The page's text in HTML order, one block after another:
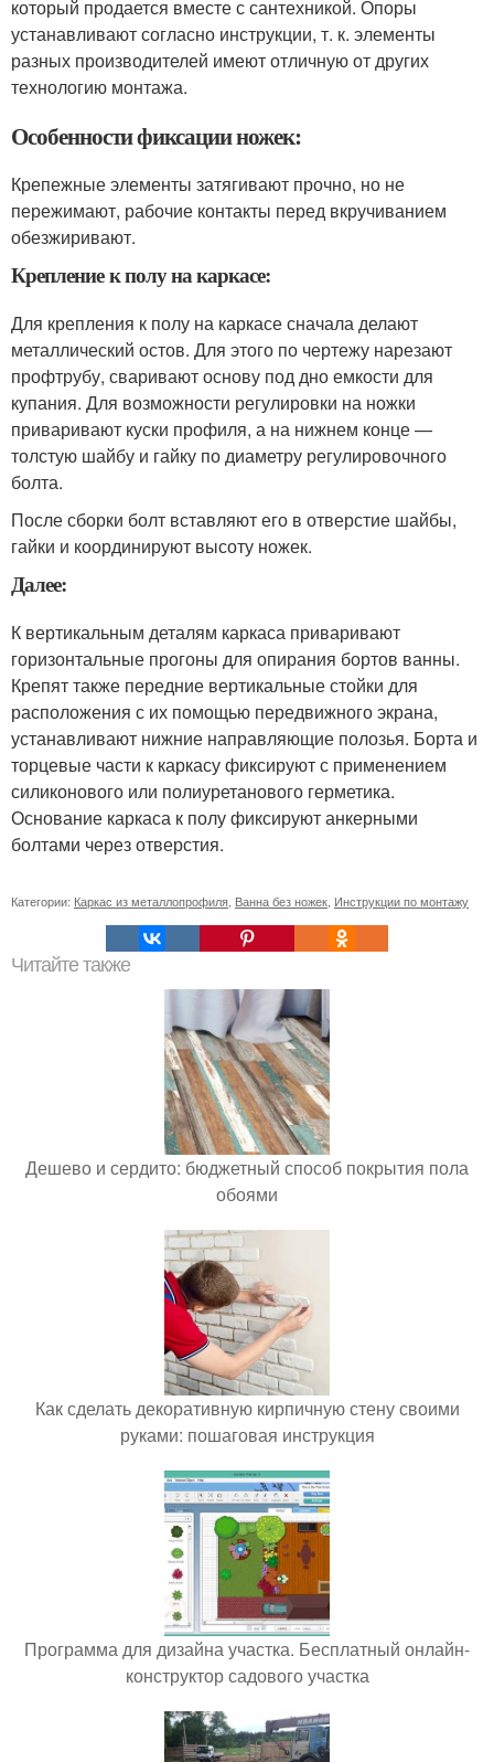
который продается вместе с сантехникой. Опоры
устанавливают согласно инструкции, т. к. элементы
разных производителей имеют отличную от других
технологию монтажа.
Особенности фиксации ножек:
Крепежные элементы затягивают прочно, но не
пережимают, рабочие контакты перед вкручиванием
обезжиривают.
Крепление к полу на каркасе:
Для крепления к полу на каркасе сначала делают
металлический остов. Для этого по чертежу нарезают
профтрубу, сваривают основу под дно емкости для
купания. Для возможности регулировки на ножки
приваривают куски профиля, а на нижнем конце —
толстую шайбу и гайку по диаметру регулировочного
болта.
После сборки болт вставляют его в отверстие шайбы,
гайки и координируют высоту ножек.
Далее:
К вертикальным деталям каркаса приваривают
горизонтальные прогоны для опирания бортов ванны.
Крепят также передние вертикальные стойки для
расположения с их помощью передвижного экрана,
устанавливают нижние направляющие полозья. Борта и
торцевые части к каркасу фиксируют с применением
силиконового или полиуретанового герметика.
Основание каркаса к полу фиксируют анкерными
болтами через отверстия.
Категории: Каркас из металлопрофиля Ванна без ножек Инструкции по монтажу
Читайте также
Дешево и сердито: бюджетный способ покрытия пола
обоями
Как сделать декоративную кирпичную стену своими
руками: пошаговая инструкция
Программа для дизайна участка. Бесплатный онлайн-
конструктор садового участка